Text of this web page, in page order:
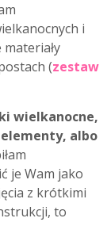
i
(zestaw
wielkanocne,
elementy, albo
je Wam jako
z krótkimi
to